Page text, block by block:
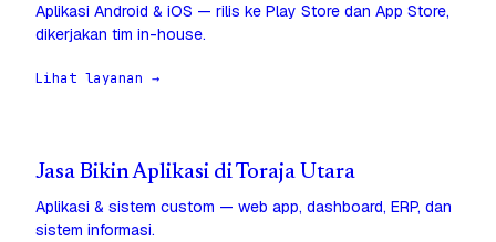
Aplikasi Android & iOS — rilis ke Play Store dan App Store,
dikerjakan tim in-house.
Lihat layanan →
Jasa Bikin Aplikasi di Toraja Utara
Aplikasi & sistem custom — web app, dashboard, ERP, dan
sistem informasi.